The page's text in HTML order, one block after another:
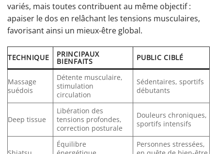
variés, mais toutes contribuent au même objectif :
apaiser le dos en relâchant les tensions musculaires,
favorisant ainsi un mieux-être global.
TECHNIQUE PRINCIPAUX
BIENFAITS PUBLIC CIBLÉ
Massage
suédois
Détente musculaire,
stimulation
circulation
Sédentaires, sportifs
débutants
Deep tissue
Libération des
tensions profondes,
correction posturale
Douleurs chroniques,
sportifs intensifs
Équilibre
Personnes stressées,